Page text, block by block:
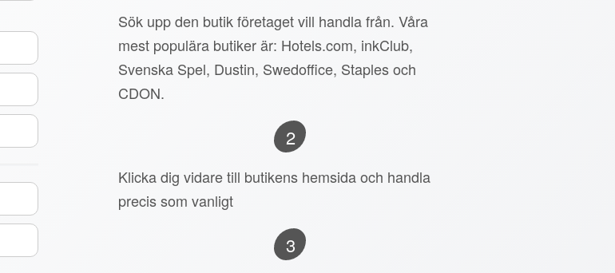
Sök upp den butik företaget vill handla från. Våra
mest populära butiker är: Hotels.com, inkClub,
Svenska Spel, Dustin, Swedoffice, Staples och
CDON.
2
Klicka dig vidare till butikens hemsida och handla
precis som vanligt
3